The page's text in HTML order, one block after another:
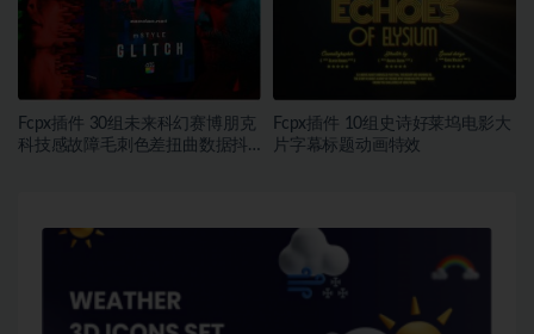
Fcpx插件 30组未来科幻赛博朋克
科技感故障毛刺色差扭曲数据抖
Fcpx插件 10组史诗好莱坞电影大
片字幕标题动画特效